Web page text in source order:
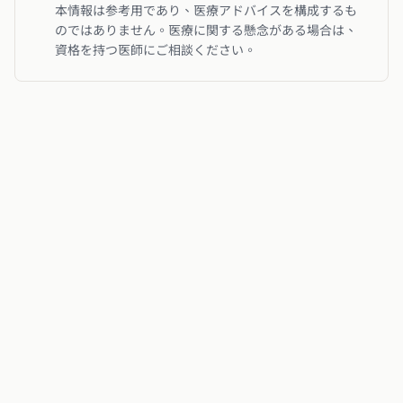
本情報は参考用であり、医療アドバイスを構成するも
のではありません。医療に関する懸念がある場合は、
資格を持つ医師にご相談ください。